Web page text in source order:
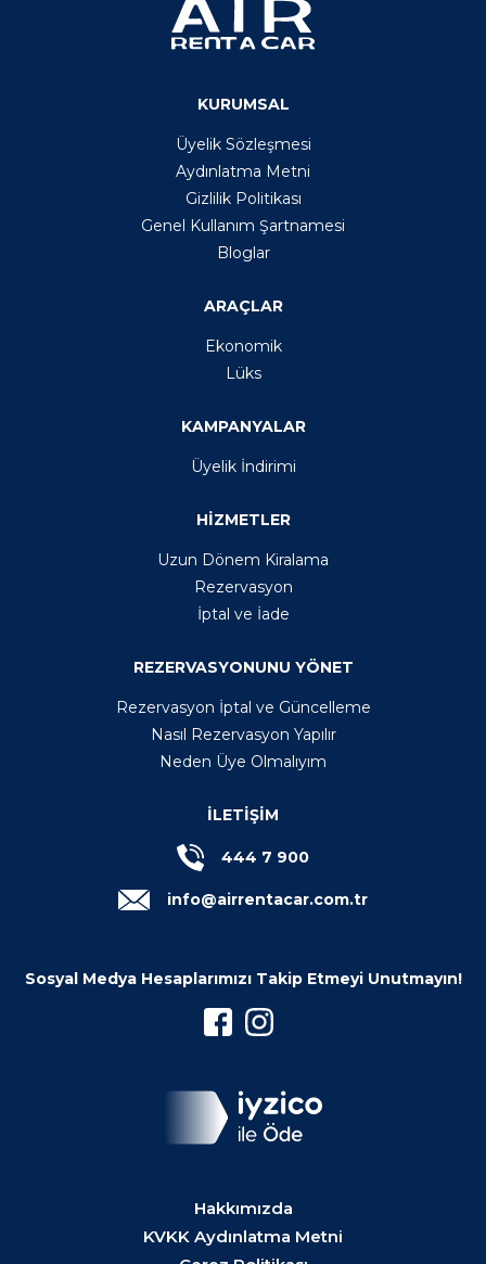
KURUMSAL
Üyelik Sözleşmesi
Aydınlatma Metni
Gizlilik Politikası
Genel Kullanım Şartnamesi
Bloglar
ARAÇLAR
Ekonomik
Lüks
KAMPANYALAR
Üyelik İndirimi
HİZMETLER
Uzun Dönem Kiralama
Rezervasyon
İptal ve İade
REZERVASYONUNU YÖNET
Rezervasyon İptal ve Güncelleme
Nasıl Rezervasyon Yapılır
Neden Üye Olmalıyım
İLETİŞİM
444 7 900
info@airrentacar.com.tr
Sosyal Medya Hesaplarımızı Takip Etmeyi Unutmayın!
Hakkımızda
KVKK Aydınlatma Metni